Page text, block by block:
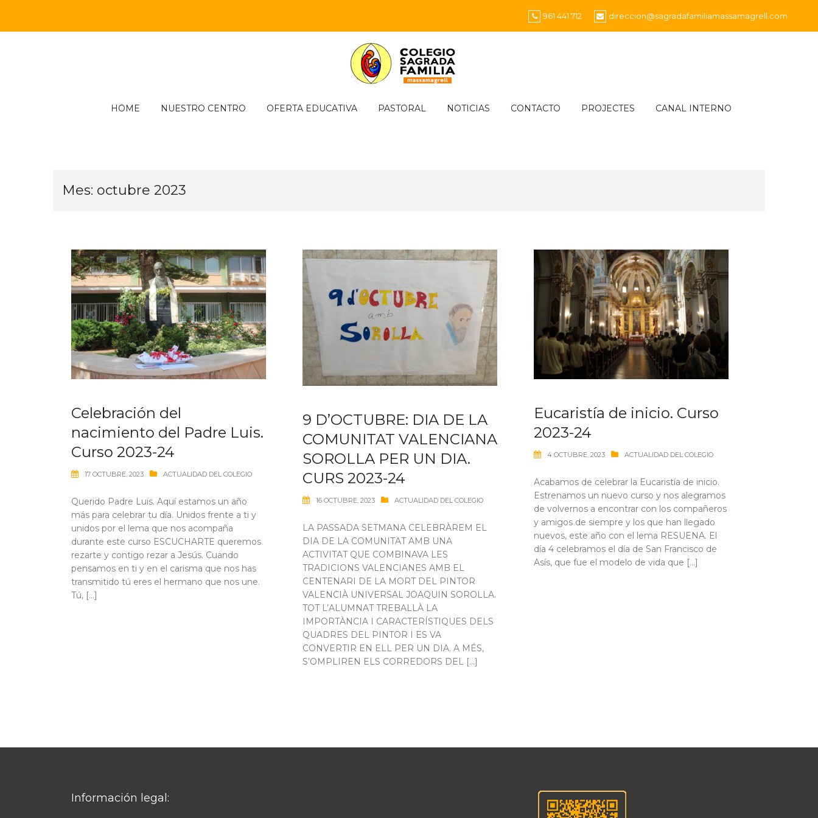
content
961 441 712 direccion@sagradafamiliamassamagrell.com
HOME NUESTRO CENTRO OFERTA EDUCATIVA PASTORAL NOTICIAS CONTACTO PROJECTES CANAL INTERNO
Mes: octubre 2023
Celebración del
nacimiento del Padre Luis.
Curso 2023-24
17 OCTUBRE, 2023 ACTUALIDAD DEL COLEGIO
Querido Padre Luis. Aquí estamos un año
más para celebrar tu día. Unidos frente a ti y
unidos por el lema que nos acompaña
durante este curso ESCUCHARTE queremos
rezarte y contigo rezar a Jesús. Cuando
pensamos en ti y en el carisma que nos has
transmitido tú eres el hermano que nos une.
Tú, […]
9 D’OCTUBRE: DIA DE LA
COMUNITAT VALENCIANA
SOROLLA PER UN DIA.
CURS 2023-24
16 OCTUBRE, 2023 ACTUALIDAD DEL COLEGIO
LA PASSADA SETMANA CELEBRÀREM EL
DIA DE LA COMUNITAT AMB UNA
ACTIVITAT QUE COMBINAVA LES
TRADICIONS VALENCIANES AMB EL
CENTENARI DE LA MORT DEL PINTOR
VALENCIÀ UNIVERSAL JOAQUIN SOROLLA.
TOT L’ALUMNAT TREBALLÀ LA
IMPORTÀNCIA I CARACTERÍSTIQUES DELS
QUADRES DEL PINTOR I ES VA
CONVERTIR EN ELL PER UN DIA. A MÉS,
S’OMPLIREN ELS CORREDORS DEL […]
Eucaristía de inicio. Curso
2023-24
4 OCTUBRE, 2023 ACTUALIDAD DEL COLEGIO
Acabamos de celebrar la Eucaristía de inicio.
Estrenamos un nuevo curso y nos alegramos
de volvernos a encontrar con los compañeros
y amigos de siempre y los que han llegado
nuevos, este año con el lema RESUENA. El
día 4 celebramos el día de San Francisco de
Asís, que fue el modelo de vida que […]
Información legal: